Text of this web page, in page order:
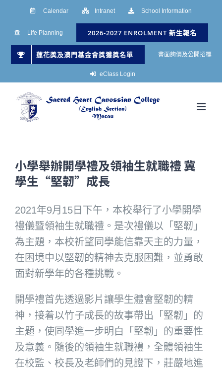
Calendar Intranet School Information
Life Planning 2026-2027 ENROLMENT 新生報名
蓮花獎及澳門基金會獎獲獎名單 書面詢價及公開招標
eClass Login
小學舉辦開學禮及領袖生就職禮 冀
學生“堅韌”成長
2021年9月15日下午，本校舉行了小學開學
禮儀暨領袖生就職禮。是次禮儀以「堅韌」
為主題，本校祈望同學能信靠天主的力量，
在困境中以堅韌的精神去克服困難，並勇敢
面對新學年的各種挑戰。
開學禮首先透過影片讓學生體會堅韌的精
神，接着以竹子成長的故事帶出「堅韌」的
主題，使同學進一步明白「堅韌」的重要性
及意義。隨後的領袖生就職禮，全體領袖生
在校監、校長及老師們的見證下，莊嚴地進